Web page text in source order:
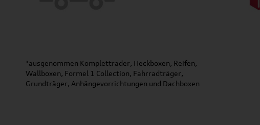
*ausgenommen Kompletträder, Heckboxen, Reifen,
Wallboxen, Formel 1 Collection, Fahrradträger,
Grundträger, Anhängevorrichtungen und Dachboxen